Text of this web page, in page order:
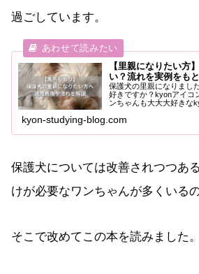
過ごしています。
【里親になりたい方
い？流れを実例をも
保護犬の里親になりまし
好きですか？kyonアイコ
ンちゃんも大大大好きな
行くだと思います。事実
kyon-studying-blog.com
保護犬については改善されつつあ
けが必要なワンちゃんが多くいる
そこで改めてこの本を読みました。